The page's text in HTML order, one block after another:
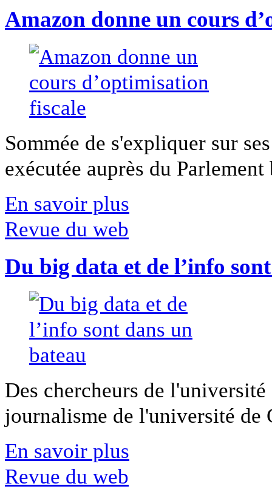
Amazon donne un cours
Sommée de s'expliquer sur
exécutée auprès du
En savoir plus
Revue du web
Du big data et de l’info
Des chercheurs de
journalisme de l'université
En savoir plus
Revue du web